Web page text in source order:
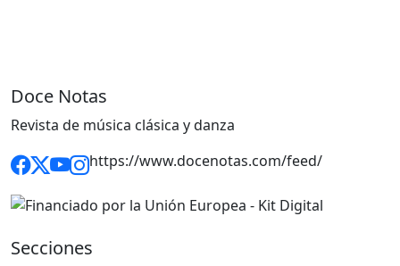
Doce Notas
Revista de música clásica y danza
https://www.docenotas.com/feed/
Secciones